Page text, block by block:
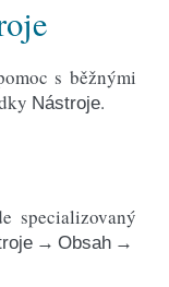
s běžnými
Nástroje.
specializovaný
→ Obsah →